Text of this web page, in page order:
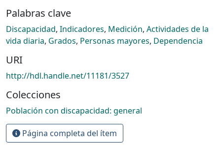
Palabras clave
Discapacidad, Indicadores, Medición, Actividades de la
vida diaria, Grados, Personas mayores, Dependencia
URI
http://hdl.handle.net/11181/3527
Colecciones
Población con discapacidad: general
Página completa del ítem